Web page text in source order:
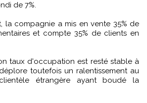
de 7%.
la compagnie a mis en vente 35% de
et compte 35% de clients en
taux d'occupation est resté stable à
toutefois un ralentissement au
étrangère ayant boudé la